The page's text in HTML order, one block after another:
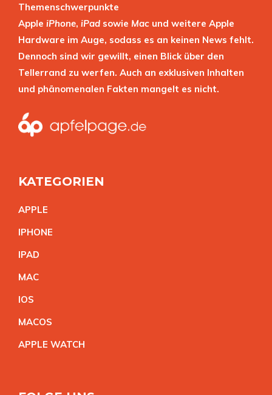
Themenschwerpunkte
Apple iPhone, iPad sowie Mac und weitere Apple
Hardware im Auge, sodass es an keinen News fehlt.
Dennoch sind wir gewillt, einen Blick über den
Tellerrand zu werfen. Auch an exklusiven Inhalten
und phänomenalen Fakten mangelt es nicht.
KATEGORIEN
APPLE
IPHONE
IPAD
MAC
IOS
MACOS
APPLE WATCH